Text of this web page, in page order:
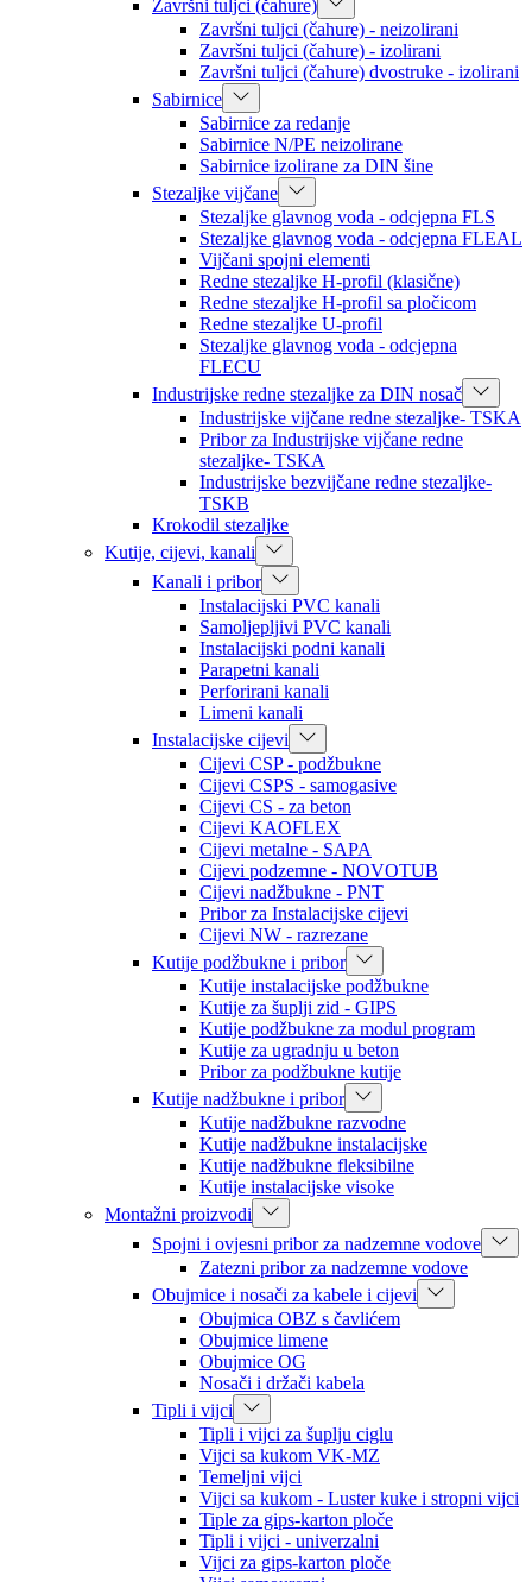
Završni tuljci (čahure)
Završni tuljci (čahure) - neizolirani
Završni tuljci (čahure) - izolirani
Završni tuljci (čahure) dvostruke - izolirani
Sabirnice
Sabirnice za redanje
Sabirnice N/PE neizolirane
Sabirnice izolirane za DIN šine
Stezaljke vijčane
Stezaljke glavnog voda - odcjepna FLS
Stezaljke glavnog voda - odcjepna FLEAL
Vijčani spojni elementi
Redne stezaljke H-profil (klasične)
Redne stezaljke H-profil sa pločicom
Redne stezaljke U-profil
Stezaljke glavnog voda - odcjepna
FLECU
Industrijske redne stezaljke za DIN nosač
Industrijske vijčane redne stezaljke- TSKA
Pribor za Industrijske vijčane redne
stezaljke- TSKA
Industrijske bezvijčane redne stezaljke-
TSKB
Krokodil stezaljke
Kutije, cijevi, kanali
Kanali i pribor
Instalacijski PVC kanali
Samoljepljivi PVC kanali
Instalacijski podni kanali
Parapetni kanali
Perforirani kanali
Limeni kanali
Instalacijske cijevi
Cijevi CSP - podžbukne
Cijevi CSPS - samogasive
Cijevi CS - za beton
Cijevi KAOFLEX
Cijevi metalne - SAPA
Cijevi podzemne - NOVOTUB
Cijevi nadžbukne - PNT
Pribor za Instalacijske cijevi
Cijevi NW - razrezane
Kutije podžbukne i pribor
Kutije instalacijske podžbukne
Kutije za šuplji zid - GIPS
Kutije podžbukne za modul program
Kutije za ugradnju u beton
Pribor za podžbukne kutije
Kutije nadžbukne i pribor
Kutije nadžbukne razvodne
Kutije nadžbukne instalacijske
Kutije nadžbukne fleksibilne
Kutije instalacijske visoke
Montažni proizvodi
Spojni i ovjesni pribor za nadzemne vodove
Zatezni pribor za nadzemne vodove
Obujmice i nosači za kabele i cijevi
Obujmica OBZ s čavlićem
Obujmice limene
Obujmice OG
Nosači i držači kabela
Tipli i vijci
Tipli i vijci za šuplju ciglu
Vijci sa kukom VK-MZ
Temeljni vijci
Vijci sa kukom - Luster kuke i stropni vijci
Tiple za gips-karton ploče
Tipli i vijci - univerzalni
Vijci za gips-karton ploče